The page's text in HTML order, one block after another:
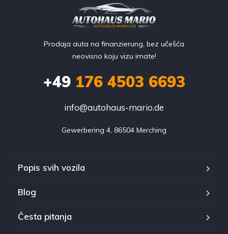
Prodaja auta na finanzierung, bez učešća
neovisno koju vizu imate!
+49176 4503 6693
info@autohaus-mario.de
Gewerbering 4, 86504 Merching
Popis svih vozila
Blog
Česta pitanja